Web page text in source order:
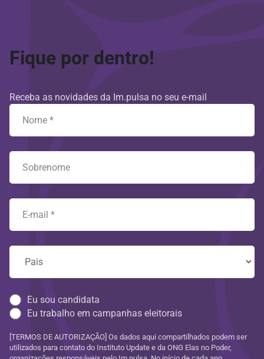
Fique por dentro!
Receba as novidades da Im.pulsa no seu e-mail
Eu sou candidata
Eu trabalho em campanhas eleitorais
[TERMOS DE AUTORIZAÇÃO] Os dados aqui compartilhados podem ser
utilizados para contato do Instituto Update e da ONG Elas no Poder,